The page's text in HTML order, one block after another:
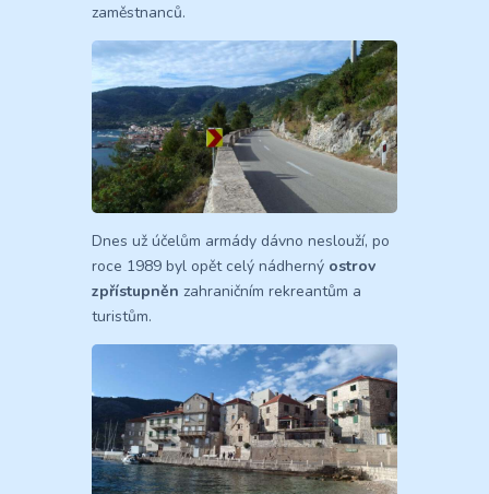
zaměstnanců.
Dnes už účelům armády dávno neslouží, po
roce 1989 byl opět celý nádherný ostrov
zpřístupněn zahraničním rekreantům a
turistům.